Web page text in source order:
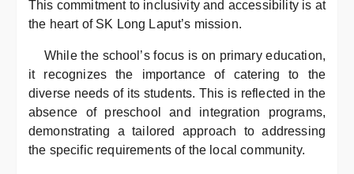
This commitment to inclusivity and accessibility is at
the heart of SK Long Laput’s mission.
While the school’s focus is on primary education,
it recognizes the importance of catering to the
diverse needs of its students. This is reflected in the
absence of preschool and integration programs,
demonstrating a tailored approach to addressing
the specific requirements of the local community.